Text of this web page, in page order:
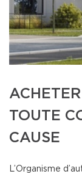
TOUTE
CAUSE
L’Organisme